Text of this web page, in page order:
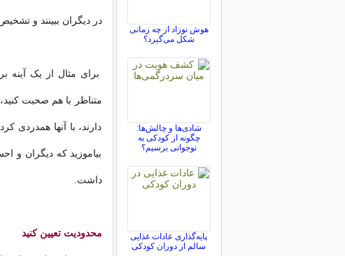
در دیگران ببینند و تشخیص
برای مثال از یک آینه
متناظر با هم صحبت
دارند، با آنها همدردی
بیاموزید که دیگران و
داشت.
محدودیت تعیین کنید
هوش نوزاد از چه زمانی
شکل می‌گیرد؟
شادی‌ها و چالش‌ها:
چگونه از کودکی به
نوجوانی برسیم؟
پایه‌گذاری عادات غذایی
سالم از دوران کودکی